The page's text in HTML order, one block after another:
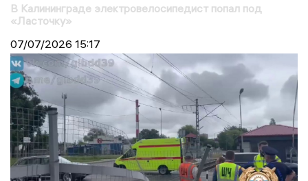
В Калининграде электровелосипедист попал под
«Ласточку»
07/07/2026 15:17